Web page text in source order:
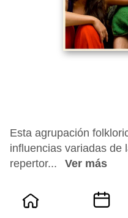
Esta agrupación
influencias variadas de
repertor...
Ver más